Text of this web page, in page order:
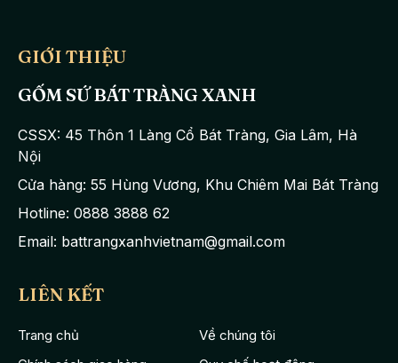
GIỚI THIỆU
GỐM SỨ BÁT TRÀNG XANH
CSSX: 45 Thôn 1 Làng Cổ Bát Tràng, Gia Lâm, Hà
Nội
Cửa hàng: 55 Hùng Vương, Khu Chiêm Mai Bát Tràng
Hotline: 0888 3888 62
Email: battrangxanhvietnam@gmail.com
LIÊN KẾT
Trang chủ
Về chúng tôi